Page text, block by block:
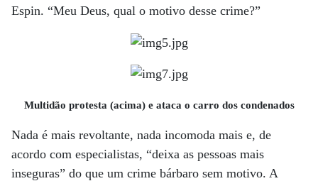
Espin. “Meu Deus, qual o motivo desse crime?”
Multidão protesta (acima) e ataca o carro dos condenados
Nada é mais revoltante, nada incomoda mais e, de
acordo com especialistas, “deixa as pessoas mais
inseguras” do que um crime bárbaro sem motivo. A